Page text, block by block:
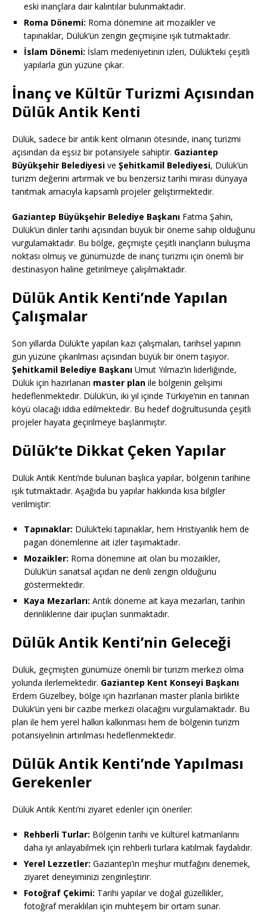
eski inançlara dair kalıntılar bulunmaktadır.
Roma Dönemi: Roma dönemine ait mozaikler ve
tapınaklar, Dülük’ün zengin geçmişine ışık tutmaktadır.
İslam Dönemi: İslam medeniyetinin izleri, Dülük’teki çeşitli
yapılarla gün yüzüne çıkar.
İnanç ve Kültür Turizmi Açısından
Dülük Antik Kenti
Dülük, sadece bir antik kent olmanın ötesinde, inanç turizmi
açısından da eşsiz bir potansiyele sahiptir. Gaziantep
Büyükşehir Belediyesi ve Şehitkamil Belediyesi, Dülük’ün
turizm değerini artırmak ve bu benzersiz tarihi mirası dünyaya
tanıtmak amacıyla kapsamlı projeler geliştirmektedir.
Gaziantep Büyükşehir Belediye Başkanı Fatma Şahin,
Dülük’ün dinler tarihi açısından büyük bir öneme sahip olduğunu
vurgulamaktadır. Bu bölge, geçmişte çeşitli inançların buluşma
noktası olmuş ve günümüzde de inanç turizmi için önemli bir
destinasyon haline getirilmeye çalışılmaktadır.
Dülük Antik Kenti’nde Yapılan
Çalışmalar
Son yıllarda Dülük’te yapılan kazı çalışmaları, tarihsel yapının
gün yüzüne çıkarılması açısından büyük bir önem taşıyor.
Şehitkamil Belediye Başkanı Umut Yılmaz’ın liderliğinde,
Dülük için hazırlanan master plan ile bölgenin gelişimi
hedeflenmektedir. Dülük’ün, iki yıl içinde Türkiye’nin en tanınan
köyü olacağı iddia edilmektedir. Bu hedef doğrultusunda çeşitli
projeler hayata geçirilmeye başlanmıştır.
Dülük’te Dikkat Çeken Yapılar
Dülük Antik Kenti’nde bulunan başlıca yapılar, bölgenin tarihine
ışık tutmaktadır. Aşağıda bu yapılar hakkında kısa bilgiler
verilmiştir:
Tapınaklar: Dülük’teki tapınaklar, hem Hristiyanlık hem de
pagan dönemlerine ait izler taşımaktadır.
Mozaikler: Roma dönemine ait olan bu mozaikler,
Dülük’ün sanatsal açıdan ne denli zengin olduğunu
göstermektedir.
Kaya Mezarları: Antik döneme ait kaya mezarları, tarihin
derinliklerine dair ipuçları sunmaktadır.
Dülük Antik Kenti’nin Geleceği
Dülük, geçmişten günümüze önemli bir turizm merkezi olma
yolunda ilerlemektedir. Gaziantep Kent Konseyi Başkanı
Erdem Güzelbey, bölge için hazırlanan master planla birlikte
Dülük’ün yeni bir cazibe merkezi olacağını vurgulamaktadır. Bu
plan ile hem yerel halkın kalkınması hem de bölgenin turizm
potansiyelinin artırılması hedeflenmektedir.
Dülük Antik Kenti’nde Yapılması
Gerekenler
Dülük Antik Kenti’ni ziyaret edenler için öneriler:
Rehberli Turlar: Bölgenin tarihi ve kültürel katmanlarını
daha iyi anlayabilmek için rehberli turlara katılmak faydalıdır.
Yerel Lezzetler: Gaziantep’in meşhur mutfağını denemek,
ziyaret deneyiminizi zenginleştirir.
Fotoğraf Çekimi: Tarihi yapılar ve doğal güzellikler,
fotoğraf meraklıları için muhteşem bir ortam sunar.